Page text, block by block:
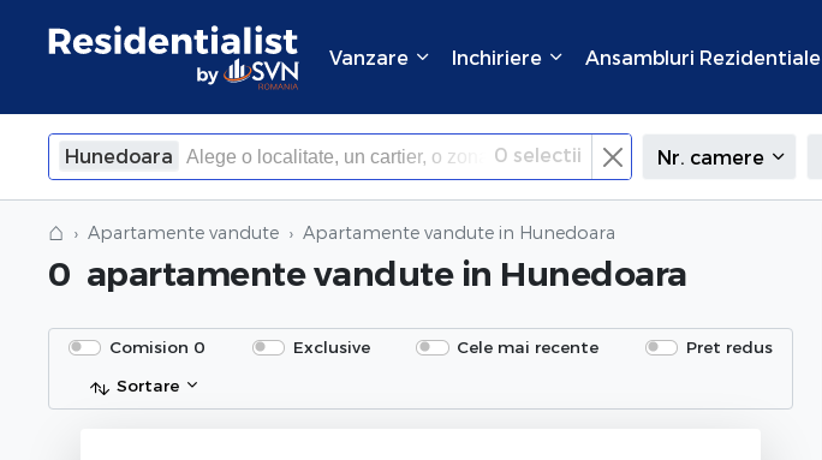
Vanzare Inchiriere Ansambluri Rezidentiale
Hunedoara
×Inchide
0 selectii Nr. camere
⌂ Apartamente vandute Apartamente vandute in Hunedoara
0 apartamente vandute in Hunedoara
Comision 0 Exclusive Cele mai recente
Pret redus
Sortare